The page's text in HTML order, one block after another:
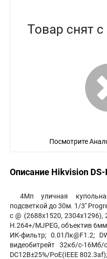
Товар снят
Посмотрите
Описание Hikvision
4Мп уличная
подсветкой до 30м. 1/3''
с @ (2688х1520, 2304х1296),
H.264+/MJPEG, объектив
ИК-фильтр; 0.01Лк@F1.2;
видеобитрейт 32кб/с-
DC12В±25%/PoE(IEEE